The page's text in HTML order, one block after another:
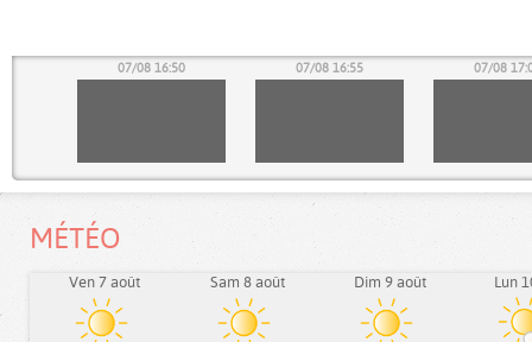
07/08 16:50 07/08 16:55 07/08
MÉTÉO
Ven 7 août Sam 8 août Dim 9 août Lun